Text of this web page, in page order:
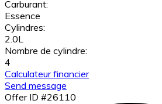
Carburant:
Essence
Cylindres:
2.0L
Nombre de cylindre:
4
Calculateur financier
Send message
Offer ID #26110